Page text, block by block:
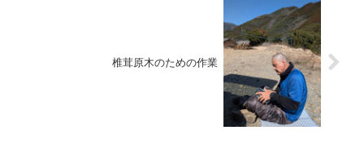
椎茸原木のための作業